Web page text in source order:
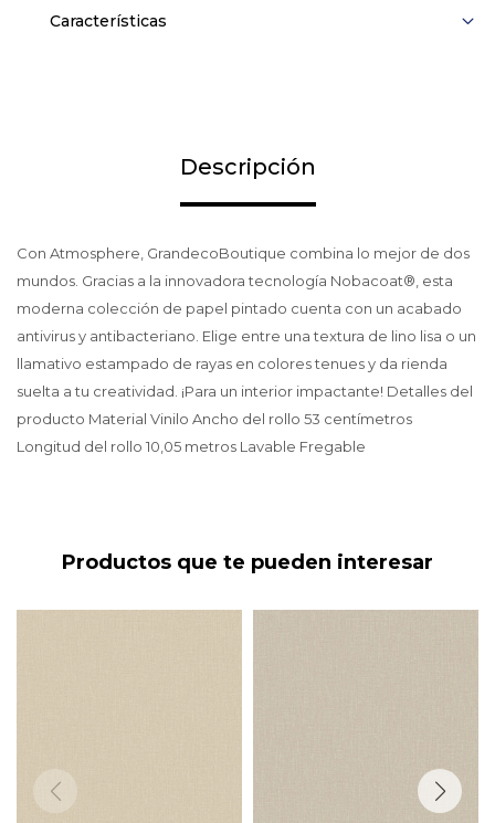
Características
Descripción
Con Atmosphere, GrandecoBoutique combina lo mejor de dos
mundos. Gracias a la innovadora tecnología Nobacoat®, esta
moderna colección de papel pintado cuenta con un acabado
antivirus y antibacteriano. Elige entre una textura de lino lisa o un
llamativo estampado de rayas en colores tenues y da rienda
suelta a tu creatividad. ¡Para un interior impactante! Detalles del
producto Material Vinilo Ancho del rollo 53 centímetros
Longitud del rollo 10,05 metros Lavable Fregable
Productos que te pueden interesar